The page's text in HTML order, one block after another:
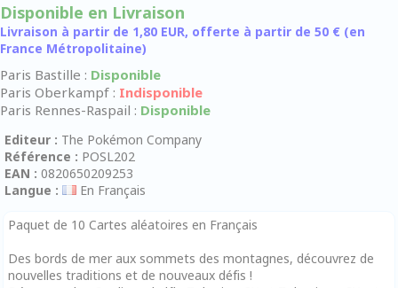
Disponible en Livraison
Livraison à partir de 1,80 EUR, offerte à partir de 50 € (en
France Métropolitaine)
Paris Bastille : Disponible
Paris Oberkampf : Indisponible
Paris Rennes-Raspail : Disponible
Editeur : The Pokémon Company
Référence : POSL202
EAN : 0820650209253
Langue :
En Français
Paquet de 10 Cartes aléatoires en Français
Des bords de mer aux sommets des montagnes, découvrez de
nouvelles traditions et de nouveaux défis !